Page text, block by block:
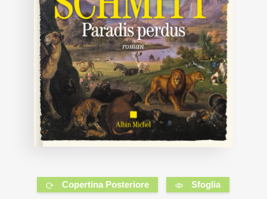
Copertina Posteriore Sfoglia